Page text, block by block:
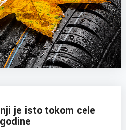
je isto tokom cele
godine